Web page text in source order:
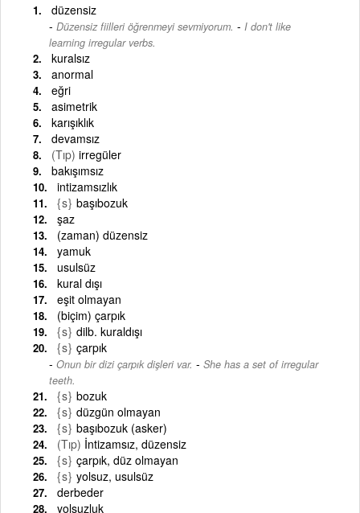
düzensiz
Düzensiz fiilleri öğrenmeyi sevmiyorum. - I don't like
learning irregular verbs.
kuralsız
anormal
eğri
asimetrik
karışıklık
devamsız
(Tıp) irregüler
bakışımsız
intizamsızlık
{s} başıbozuk
şaz
(zaman) düzensiz
yamuk
usulsüz
kural dışı
eşit olmayan
(biçim) çarpık
{s} dilb. kuraldışı
{s} çarpık
Onun bir dizi çarpık dişleri var. - She has a set of irregular
teeth.
{s} bozuk
{s} düzgün olmayan
{s} başıbozuk (asker)
(Tıp) İntizamsız, düzensiz
{s} çarpık, düz olmayan
{s} yolsuz, usulsüz
derbeder
yolsuzluk